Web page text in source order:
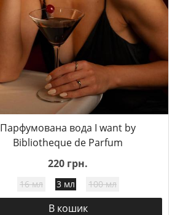
Парфумована вода I want by
Bibliotheque de Parfum
220 грн.
16 мл 3 мл 100 мл
В кошик